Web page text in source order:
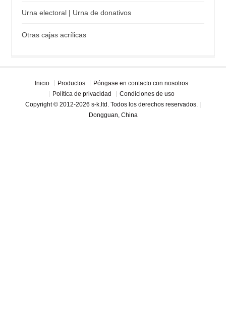
Urna electoral | Urna de donativos
Otras cajas acrílicas
Inicio Productos
Póngase en contacto con nosotros
Política de privacidad
Condiciones de uso
Copyright © 2012-2026 s-k.ltd. Todos los derechos reservados. |
Dongguan, China